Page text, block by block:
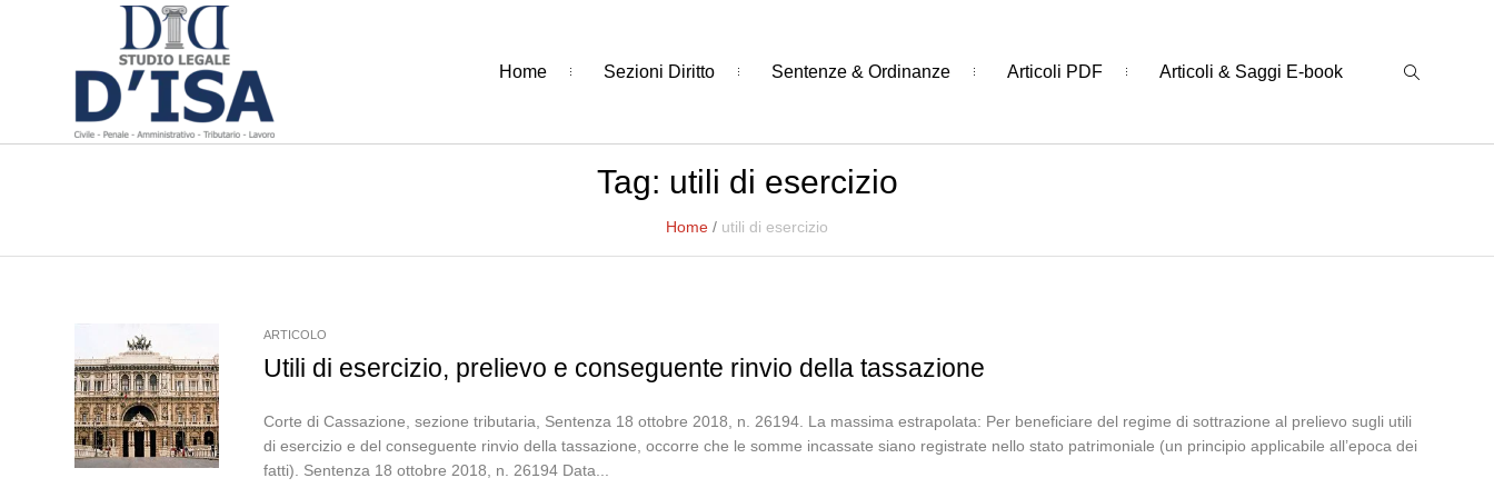
Home Sezioni Diritto Sentenze & Ordinanze Articoli PDF Articoli & Saggi E-book
Tag: utili di esercizio
Home / utili di esercizio
ARTICOLO
Utili di esercizio, prelievo e conseguente rinvio della tassazione
Corte di Cassazione, sezione tributaria, Sentenza 18 ottobre 2018, n. 26194. La massima estrapolata: Per beneficiare del regime di sottrazione al prelievo sugli utili
di esercizio e del conseguente rinvio della tassazione, occorre che le somme incassate siano registrate nello stato patrimoniale (un principio applicabile all’epoca dei
fatti). Sentenza 18 ottobre 2018, n. 26194 Data...